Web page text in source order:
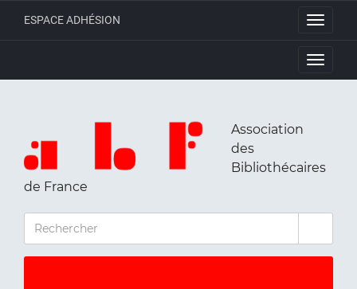
Toggle
ESPACE ADHÉSION
Toggle
Association
des
Bibliothécaires
de France
RECHERCHER